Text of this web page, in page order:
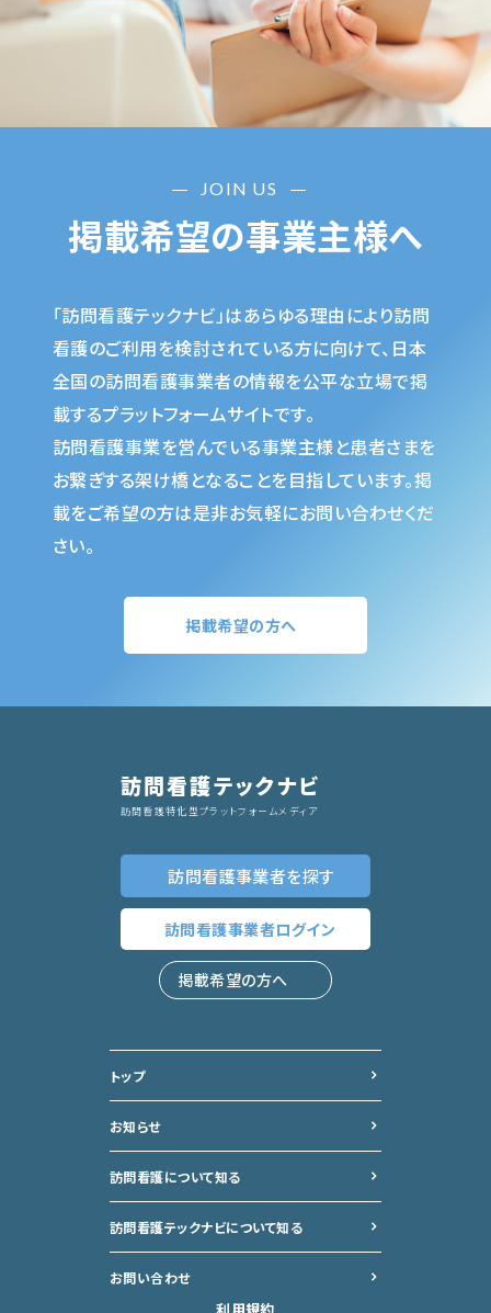
JOIN US
掲載希望の事業主様へ
「訪問看護テックナビ」はあらゆる理由により訪問
看護のご利用を検討されている方に向けて、日本
全国の訪問看護事業者の情報を公平な立場で掲
載するプラットフォームサイトです。
訪問看護事業を営んでいる事業主様と患者さまを
お繋ぎする架け橋となることを目指しています。掲
載をご希望の方は是非お気軽にお問い合わせくだ
さい。
掲載希望の方へ
訪問看護テックナビ
訪問看護特化型プラットフォームメディア
訪問看護事業者を探す
訪問看護事業者ログイン
掲載希望の方へ
トップ
お知らせ
訪問看護について知る
訪問看護テックナビについて知る
お問い合わせ